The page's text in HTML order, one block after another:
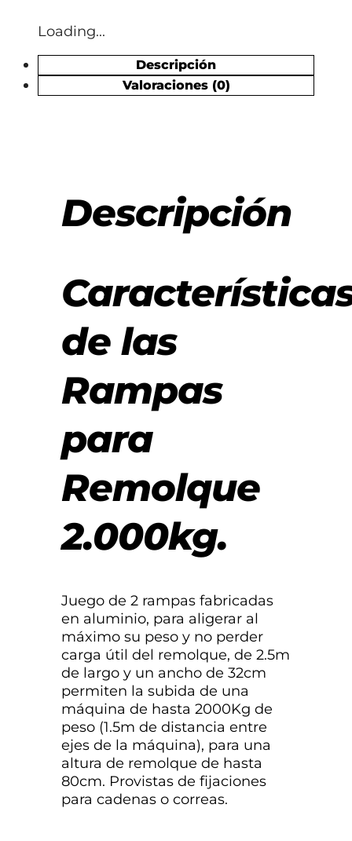
Loading...
Descripción
Valoraciones (0)
Descripción
de las
Rampas
para
Remolque
2.000kg.
Juego de 2 rampas fabricadas
en aluminio, para aligerar al
máximo su peso y no perder
carga útil del remolque, de 2.5m
de largo y un ancho de 32cm
permiten la subida de una
máquina de hasta 2000Kg de
peso (1.5m de distancia entre
ejes de la máquina), para una
altura de remolque de hasta
80cm. Provistas de fijaciones
para cadenas o correas.